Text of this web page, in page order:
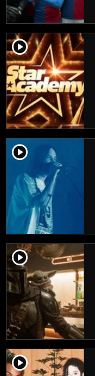
player2
player2
player2
player2